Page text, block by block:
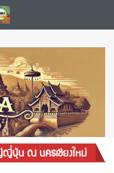
ญ่ญี่ปุ่น ณ นครเชียงใหม่